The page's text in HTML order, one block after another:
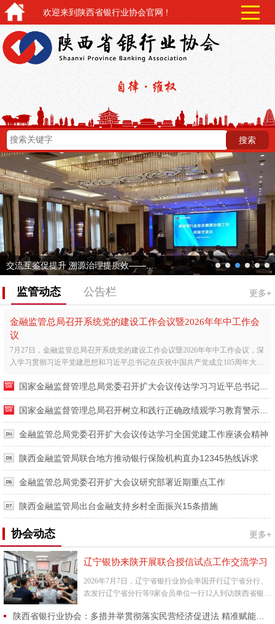
欢迎来到陕西省银行业协会官网 !
next
交流互鉴促提升 溯源治理提质效——...
监管动态 公告栏 更多+
金融监管总局召开系统党的建设工作会议暨2026年年中工作会
议
7月27日，金融监管总局召开系统党的建设工作会议暨2026年年中工作会议，深
入学习贯彻习近平党建思想和习近平总书记在庆祝中国共产党成立105周年大会
金融监管总局党委召开扩大会议传达学习全国党建工作座谈会精神
陕西金融监管局联合地方推动银行保险机构直办12345热线诉求
金融监管总局党委召开扩大会议研究部署近期重点工作
陕西金融监管局出台金融支持乡村全面振兴15条措施
协会动态 更多+
辽宁银协来陕开展联合授信试点工作交流学习
2026年7月7日，辽宁省银行业协会率国开行辽宁省分行、
农发行辽宁省分行等9家会员单位一行12人到访陕西省银行
行业协...